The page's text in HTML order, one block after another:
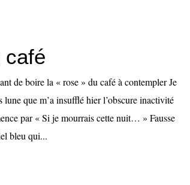
café
de boire la « rose » du café à contempler Je
lune que m’a insufflé hier l’obscure inactivité
par « Si je mourrais cette nuit… » Fausse
bleu qui...